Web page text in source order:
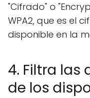
"Cifrado" o
WPA2, que es el
disponible en la
4. Filtra las
de los